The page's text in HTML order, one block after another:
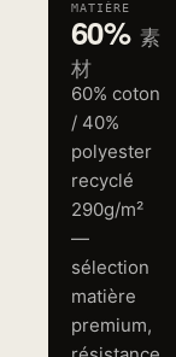
MATIÈRE
60% 素
材
60% coton
/ 40%
polyester
recyclé
290g/m²
—
sélection
matière
premium,